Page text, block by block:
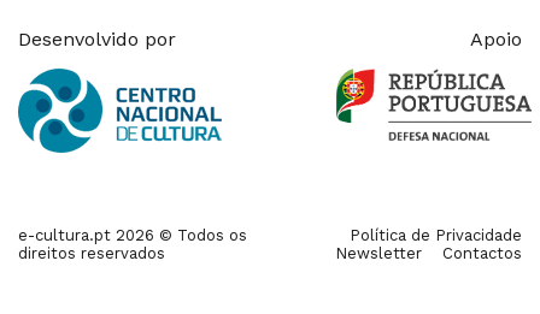
Desenvolvido por Apoio
e-cultura.pt 2026 © Todos os
direitos reservados
Política de Privacidade
Newsletter
Contactos